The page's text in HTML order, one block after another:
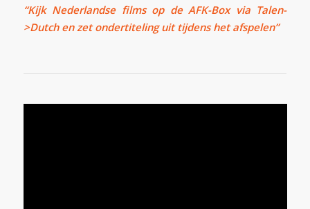
“Kijk Nederlandse films op de AFK-Box via Talen-
>Dutch en zet ondertiteling uit tijdens het afspelen”